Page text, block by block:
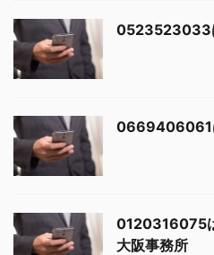
0523523033
0669406061
0120316075
大阪事務所